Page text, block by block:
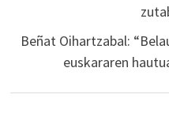
Beñat Oihartzabal:
euskararen